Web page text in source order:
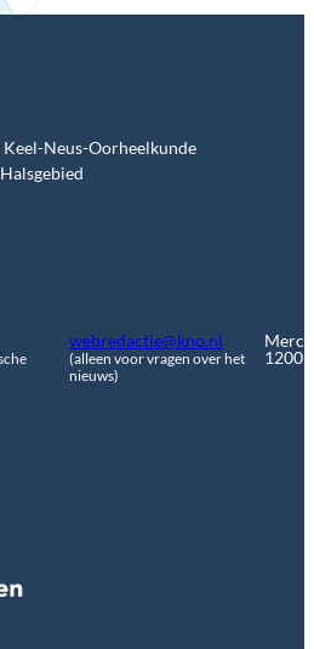
Neus-Oorheelkunde
webredactie@kno.nl
(alleen voor vragen over het
nieuws)
1200